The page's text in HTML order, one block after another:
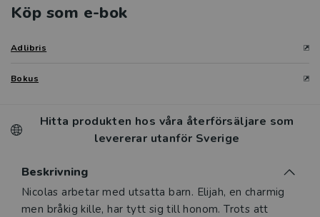
Köp som e-bok
Adlibris
Bokus
Hitta produkten hos våra återförsäljare som
levererar utanför Sverige
Beskrivning
Beskrivning
Nicolas arbetar med utsatta barn. Elijah, en charmig
men bråkig kille, har tytt sig till honom. Trots att